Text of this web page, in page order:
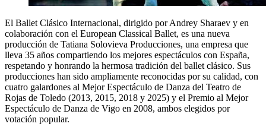
El Ballet Clásico Internacional, dirigido por Andrey Sharaev y en
colaboración con el European Classical Ballet, es una nueva
producción de Tatiana Solovieva Producciones, una empresa que
lleva 35 años compartiendo los mejores espectáculos con España,
respetando y honrando la hermosa tradición del ballet clásico. Sus
producciones han sido ampliamente reconocidas por su calidad, con
cuatro galardones al Mejor Espectáculo de Danza del Teatro de
Rojas de Toledo (2013, 2015, 2018 y 2025) y el Premio al Mejor
Espectáculo de Danza de Vigo en 2008, ambos elegidos por
votación popular.